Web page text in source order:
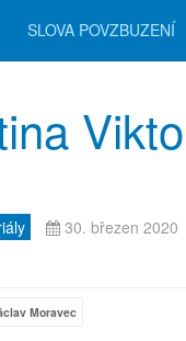
SLOVA POVZBUZENÍ
30. březen 2020
Moravec